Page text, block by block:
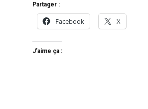
Partager :
Facebook X
J’aime ça :